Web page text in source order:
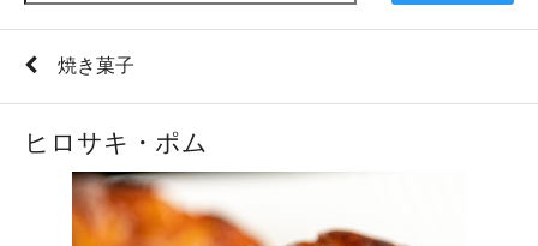
焼き菓子
ヒロサキ・ポム